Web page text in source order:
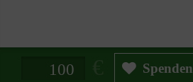
Spendenbetrag in Euro Spenden